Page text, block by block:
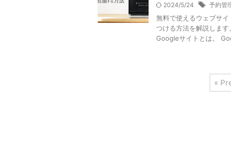
2024/5/24 予約管
無料で使えるウェブサ
つける方法を解説しま
Googleサイトとは。
«